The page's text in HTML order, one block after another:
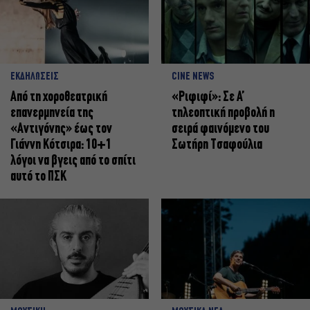
ΕΚΔΗΛΩΣΕΙΣ
Από τη χοροθεατρική
επανερμηνεία της
«Αντιγόνης» έως τον
Γιάννη Κότσιρα: 10+1
λόγοι να βγεις από το σπίτι
αυτό το ΠΣΚ
CINE NEWS
«Ριφιφί»: Σε Α’
τηλεοπτική προβολή η
σειρά φαινόμενο του
Σωτήρη Τσαφούλια